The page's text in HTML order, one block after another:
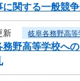
に関する一般競
新 岐阜各務野高等
野高等学校へ